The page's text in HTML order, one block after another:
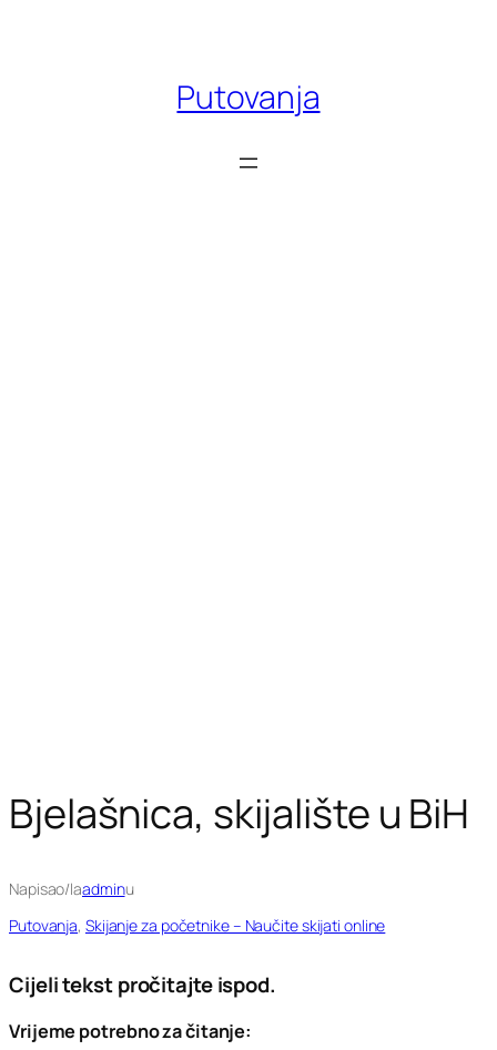
Putovanja
Bjelašnica, skijalište u BiH
Napisao/laadminu
Putovanja, Skijanje za početnike – Naučite skijati online
Cijeli tekst pročitajte ispod.
Vrijeme potrebno za čitanje: